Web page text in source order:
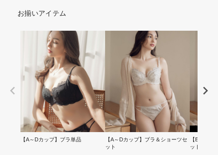
お揃いアイテム
【A～Dカップ】ブラ単品
【A～Dカップ】ブラ＆ショーツセ
ット
【EFGカ
ット